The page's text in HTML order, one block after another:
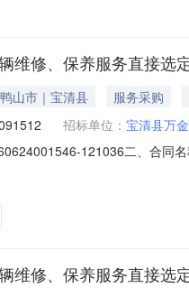
维修、保养服务直接选
山市｜宝清县
服务采购
招标单位： 宝清县万
121036二、合同
理部地址：宝清县东升路1号
维修、保养服务直接选